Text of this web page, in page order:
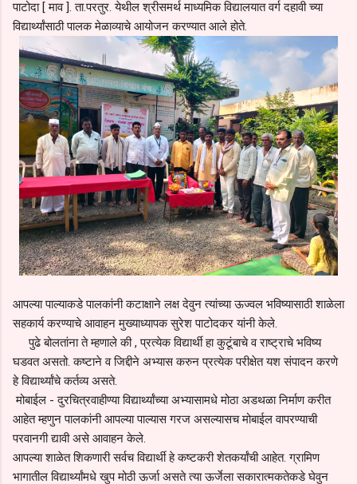
पाटोदा [ माव ]. ता.परतुर. येथील श्रीसमर्थ माध्यमिक विद्यालयात वर्ग दहावी च्या
विद्यार्थ्यांसाठी पालक मेळाव्याचे आयोजन करण्यात आले होते.
आपल्या पाल्याकडे पालकांनी कटाक्षाने लक्ष देवुन त्यांच्या ऊज्वल भविष्यासाठी शाळेला
सहकार्य करण्याचे आवाहन मुख्याध्यापक सुरेश पाटोदकर यांनी केले.
पुढे बोलतांना ते म्हणाले की , प्रत्येक विद्यार्थी हा कुटूंबाचे व राष्ट्राचे भविष्य
घडवत असतो. कष्टाने व जिद्दीने अभ्यास करुन प्रत्येक परीक्षेत यश संपादन करणे
हे विद्यार्थ्यांचे कर्तव्य असते.
मोबाईल - दुरचित्रवाहीण्या विद्यार्थ्यांच्या अभ्यासामधे मोठा अडथळा निर्माण करीत
आहेत म्हणुन पालकांनी आपल्या पाल्यास गरज असल्यासच मोबाईल वापरण्याची
परवानगी द्यावी असे आवाहन केले.
आपल्या शाळेत शिकणारी सर्वच विद्यार्थी हे कष्टकरी शेतकर्यांची आहेत. ग्रामिण
भागातील विद्यार्थ्यांमधे खुप मोठी ऊर्जा असते त्या ऊर्जेला सकारात्मकतेकडे घेवुन